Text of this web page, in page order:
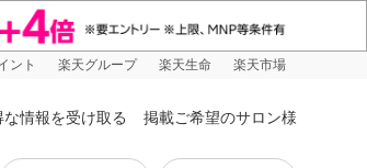
ント 楽天グループ 楽天生命 楽天市場
な情報を受け取る 掲載ご希望のサロン様